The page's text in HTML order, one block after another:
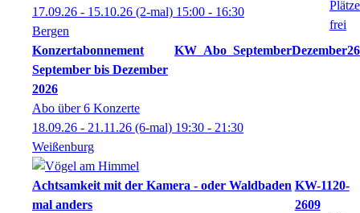
17.09.26 - 15.10.26 (2-mal) 15:00 - 16:30
Bergen
Konzertabonnement
September bis Dezember
2026
KW_Abo_SeptemberDezember26
Abo über 6 Konzerte
18.09.26 - 21.11.26 (6-mal) 19:30 - 21:30
Weißenburg
Achtsamkeit mit der Kamera - oder Waldbaden
mal anders
KW-1120-
2609